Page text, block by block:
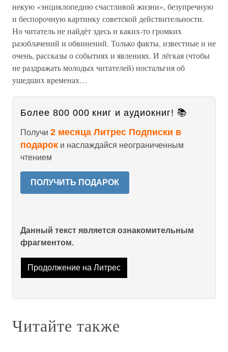
некую «энциклопедию счастливой жизни», безупречную
и беспорочную картинку советской действительности.
Но читатель не найдёт здесь и каких-то громких
разоблачений и обвинений. Только факты, известные и не
очень, рассказы о событиях и явлениях. И лёгкая (чтобы
не раздражать молодых читателей) ностальгия об
ушедших временах…
Более 800 000 книг и аудиокниг! 📚
Получи 2 месяца Литрес Подписки в
подарок и наслаждайся неограниченным
чтением
ПОЛУЧИТЬ ПОДАРОК
Данный текст является ознакомительным
фрагментом.
Продолжение на Литрес
Читайте также